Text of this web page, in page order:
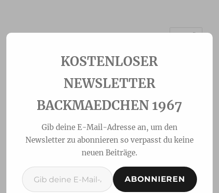
Spitzbuben
NEWSLETTER
BACKMAEDCHEN 1967
Gib deine E-Mail-Adresse an, um den
Newsletter zu abonnieren so verpasst du keine
neuen Beiträge.
Gib deine E-Mail-Adresse ein ...
ABONNIEREN